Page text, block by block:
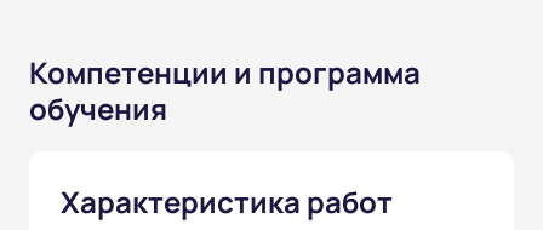
Компетенции и программа
обучения
Характеристика работ